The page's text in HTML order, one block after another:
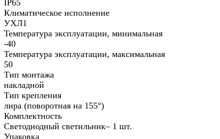
IP65
Климатическое исполнение
УХЛ1
Температура эксплуатации, минимальная
-40
Температура эксплуатации, максимальная
50
Тип монтажа
накладной
Тип крепления
лира (поворотная на 155°)
Комплектность
Светодиодный светильник– 1 шт.
Упаковка